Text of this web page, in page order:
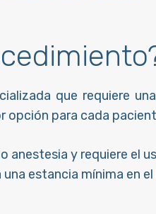
que requiere
opción para cada
anestesia y requiere el
estancia mínima en